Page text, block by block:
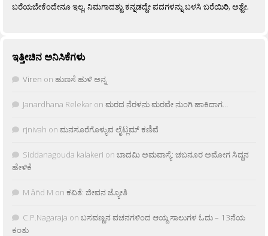
ಬರೆಯಬೇಕೆಂದೇನೂ ಇಲ್ಲ. ನಿಮಗಾದಶ್ಟು ಕನ್ನಡದ್ದೇ ಪದಗಳನ್ನು ಬಳಸಿ ಬರೆಯಿರಿ, ಅಶ್ಟೇ.
ಇತ್ತೀಚಿನ ಅನಿಸಿಕೆಗಳು
Viren on ಹುಣಸೆ ಹುಳಿ ಅನ್ನ
Janardhana Relekar on ಮರದ ನೆರಳನು ಮರವೇ ನುಂಗಿ ಹಾಕಿದಾಗ…
rjnivah on ಮನಸೂರೆಗೊಳ್ಳುವ ಲೈಟ್ಲಮ್ ಕಣಿವೆ
Siddanagouda kalakeri on ಬಾದಮಿ ಅಮವಾಸ್ಯೆ: ಚಬನೂರ ಅಮೋಗ ಸಿದ್ದನ
ಹೇಳಿಕೆ
M âñd M on ಕವಿತೆ: ಜೀವನ ಜ್ಯೋತಿ
C.P.Nagaraja on ಬಸವಣ್ಣನ ವಚನಗಳಿಂದ ಆಯ್ದ ಸಾಲುಗಳ ಓದು – 13ನೆಯ
ಕಂತು